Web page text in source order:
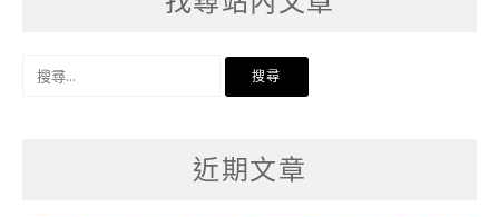
近期文章